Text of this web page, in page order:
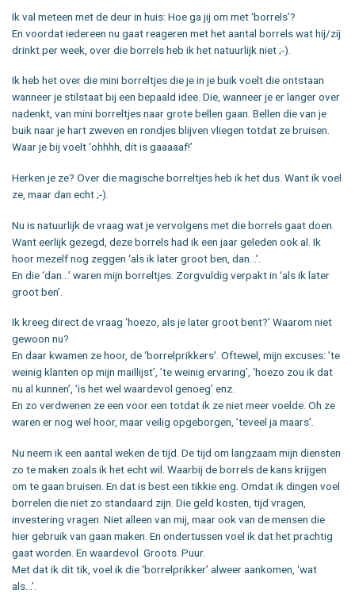
Ik val meteen met de deur in huis: Hoe ga jij om met ‘borrels’?
En voordat iedereen nu gaat reageren met het aantal borrels wat hij/zij
drinkt per week, over die borrels heb ik het natuurlijk niet ;-).
Ik heb het over die mini borreltjes die je in je buik voelt die ontstaan
wanneer je stilstaat bij een bepaald idee. Die, wanneer je er langer over
nadenkt, van mini borreltjes naar grote bellen gaan. Bellen die van je
buik naar je hart zweven en rondjes blijven vliegen totdat ze bruisen.
Waar je bij voelt ‘ohhhh, dit is gaaaaaf!’
Herken je ze? Over die magische borreltjes heb ik het dus. Want ik voel
ze, maar dan echt ;-).
Nu is natuurlijk de vraag wat je vervolgens met die borrels gaat doen.
Want eerlijk gezegd, deze borrels had ik een jaar geleden ook al. Ik
hoor mezelf nog zeggen ‘als ik later groot ben, dan…’.
En die ‘dan…’ waren mijn borreltjes. Zorgvuldig verpakt in ‘als ik later
groot ben’.
Ik kreeg direct de vraag ‘hoezo, als je later groot bent?’ Waarom niet
gewoon nu?
En daar kwamen ze hoor, de ‘borrelprikkers’. Oftewel, mijn excuses: ’te
weinig klanten op mijn maillijst’, ’te weinig ervaring’, ‘hoezo zou ik dat
nu al kunnen’, ‘is het wel waardevol genoeg’ enz.
En zo verdwenen ze een voor een totdat ik ze niet meer voelde. Oh ze
waren er nog wel hoor, maar veilig opgeborgen, ’teveel ja maars’.
Nu neem ik een aantal weken de tijd. De tijd om langzaam mijn diensten
zo te maken zoals ik het echt wil. Waarbij de borrels de kans krijgen
om te gaan bruisen. En dat is best een tikkie eng. Omdat ik dingen voel
borrelen die niet zo standaard zijn. Die geld kosten, tijd vragen,
investering vragen. Niet alleen van mij, maar ook van de mensen die
hier gebruik van gaan maken. En ondertussen voel ik dat het prachtig
gaat worden. En waardevol. Groots. Puur.
Met dat ik dit tik, voel ik die ‘borrelprikker’ alweer aankomen, ‘wat
als…’.